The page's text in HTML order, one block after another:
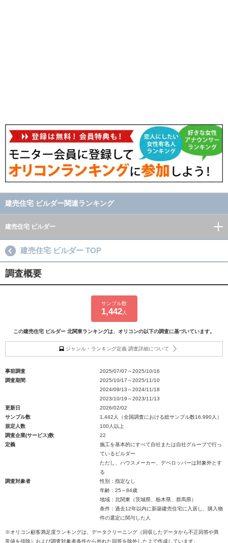
建売住宅 ビルダー関連ランキング
建売住宅 ビルダー
建売住宅 ビルダー TOP
調査概要
サンプル数
1,442人
この建売住宅 ビルダー 北関東ランキングは、オリコンの以下の調査に基づいています。
ジャンル・ランキング定義 調査詳細について
事前調査
2025/07/07～2025/10/16
調査期間
2025/10/17～2025/11/10
2024/09/13～2024/11/18
2023/10/19～2023/11/13
更新日
2026/02/02
サンプル数
1,442人（全国調査における総サンプル数16,990人）
規定人数
100人以上
調査企業(サービス)数
22
定義
施工を基本的にすべて自社または自社グループで行っ
ているビルダー
ただし、ハウスメーカー、デベロッパーは対象外とす
る
調査対象者
性別：指定なし
年齢：25～84歳
地域：北関東（茨城県、栃木県、群馬県）
条件：過去12年以内に新築建売住宅に入居し、購入物
件の選定に関与した人
※オリコン顧客満足度ランキングは、データクリーニング（回収したデータから不正回答や異
常値を排除）および調査対象者条件から外れた回答を除外した上で作成しています。